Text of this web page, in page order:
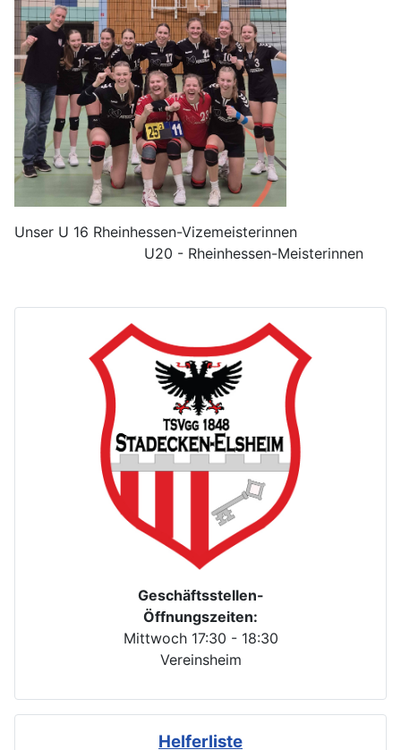
Geschäftsstellen-
Öffnungszeiten:
Mittwoch 17:30 - 18:30
Vereinsheim
Helferliste
Unser U 16 Rheinhessen-Vizemeisterinnen
U20 - Rheinhessen-Meisterinnen